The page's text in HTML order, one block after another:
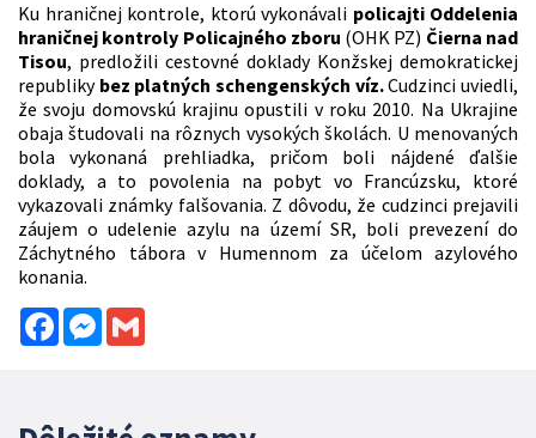
Ku hraničnej kontrole, ktorú vykonávali policajti Oddelenia
hraničnej kontroly Policajného zboru (OHK PZ) Čierna nad
Tisou, predložili cestovné doklady Konžskej demokratickej
republiky bez platných schengenských víz.Cudzinci uviedli,
že svoju domovskú krajinu opustili v roku 2010. Na Ukrajine
obaja študovali na rôznych vysokých školách. U menovaných
bola vykonaná prehliadka, pričom boli nájdené ďalšie
doklady, a to povolenia na pobyt vo Francúzsku, ktoré
vykazovali známky falšovania. Z dôvodu, že cudzinci prejavili
záujem o udelenie azylu na území SR, boli prevezení do
Záchytného tábora v Humennom za účelom azylového
konania.
FacebookMessenger